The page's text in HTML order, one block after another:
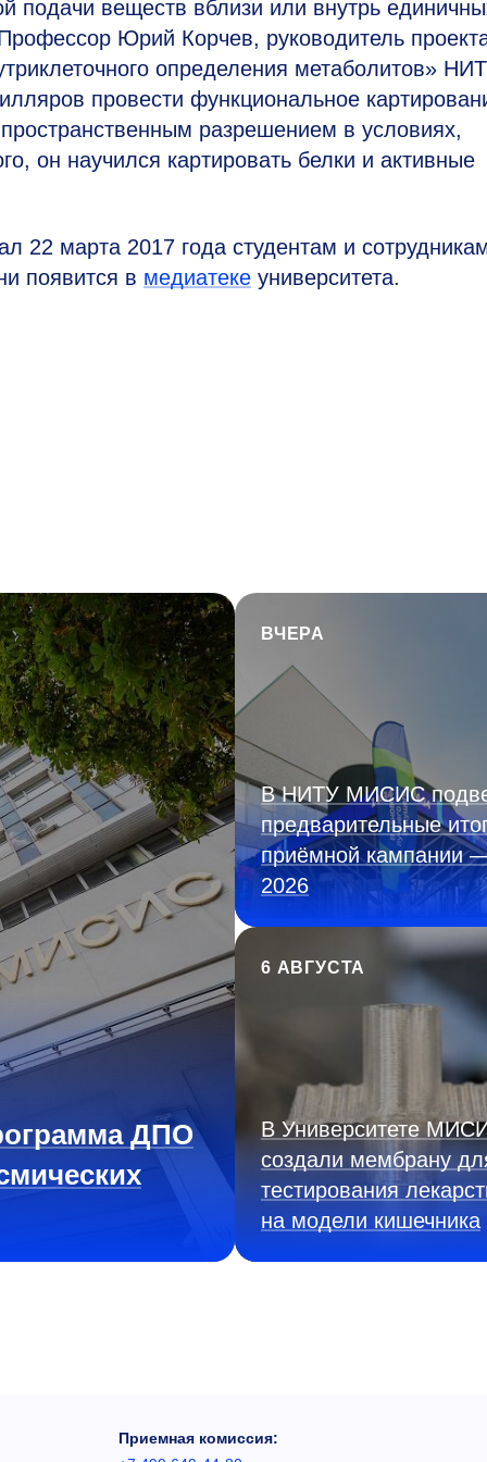
подачи веществ вблизи или внутрь
Юрий Корчев, руководитель
определения метаболитов»
провести функциональное
разрешением в условиях,
он научился картировать белки и активные
22 марта 2017 года студентам и
появится в медиатеке университета.
ДПО
ВЧЕРА
В НИТУ МИСИС
предварительные
приёмной кампании
2026
6 АВГУСТА
В Университете
создали мембрану
тестирования
на модели кишечника
Приемная комиссия: